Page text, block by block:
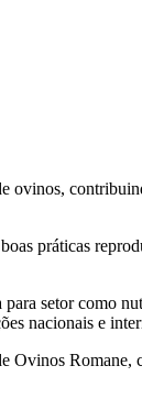
práticas
setor como
nacionais e
Ovinos